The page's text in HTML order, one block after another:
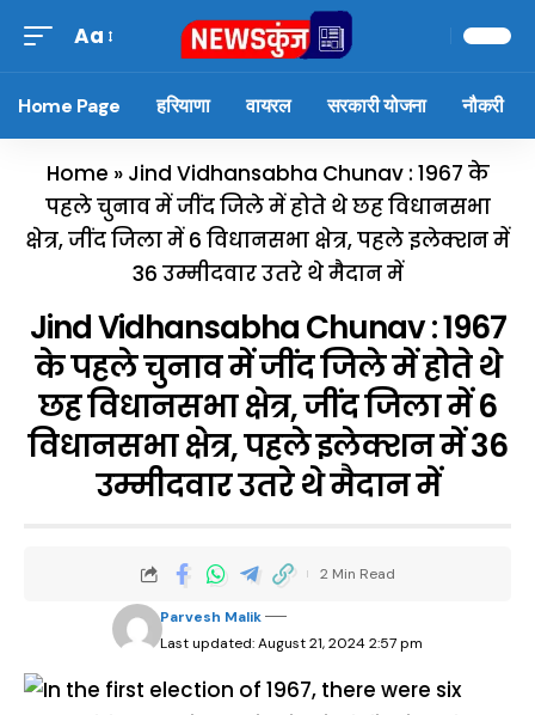
Aa
Home Page हरियाणा वायरल सरकारी योजना नौकरी
Home » Jind Vidhansabha Chunav : 1967 के
पहले चुनाव में जींद जिले में होते थे छह विधानसभा
क्षेत्र, जींद जिला में 6 विधानसभा क्षेत्र, पहले इलेक्शन में
36 उम्मीदवार उतरे थे मैदान में
Jind Vidhansabha Chunav : 1967
के पहले चुनाव में जींद जिले में होते थे
छह विधानसभा क्षेत्र, जींद जिला में 6
विधानसभा क्षेत्र, पहले इलेक्शन में 36
उम्मीदवार उतरे थे मैदान में
Last updated: August 21, 2024 2:57 pm
Parvesh Malik
2 Min Read